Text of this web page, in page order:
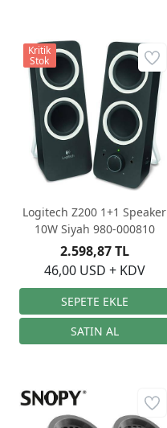
Logitech Z200 1+1 Speaker
10W Siyah 980-000810
46,00 USD + KDV
2.598,87 TL
Kritik
Stok